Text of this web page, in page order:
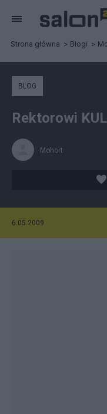
Strona główna Blogi
BLOG
Rektorowi
Mohort
6.05.2009